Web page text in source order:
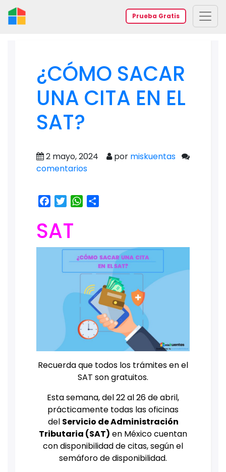
Prueba Gratis
¿CÓMO SACAR
UNA CITA EN EL
SAT?
2 mayo, 2024 por miskuentas
comentarios
Facebook
TwitterWhatsApp
SAT
Recuerda que todos los trámites en el
SAT son gratuitos.
Esta semana, del 22 al 26 de abril,
prácticamente todas las oficinas
del Servicio de Administración
Tributaria (SAT) en México cuentan
con disponibilidad de citas, según el
semáforo de disponibilidad.